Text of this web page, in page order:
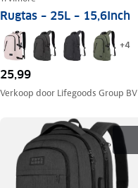
Rugtas – 25L – 15,6Inch
+4
25,99
Verkoop door Lifegoods Group BV